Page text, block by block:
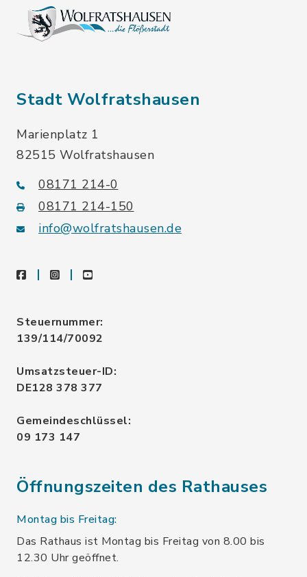
Stadt Wolfratshausen
Marienplatz 1
82515 Wolfratshausen
08171 214-0
08171 214-150
info@wolfratshausen.de
facebookinstagramyoutube
Steuernummer:
139/114/70092
Umsatzsteuer-ID:
DE128 378 377
Gemeindeschlüssel:
09 173 147
Öffnungszeiten des Rathauses
Montag bis Freitag:
Das Rathaus ist Montag bis Freitag von 8.00 bis
12.30 Uhr geöffnet.